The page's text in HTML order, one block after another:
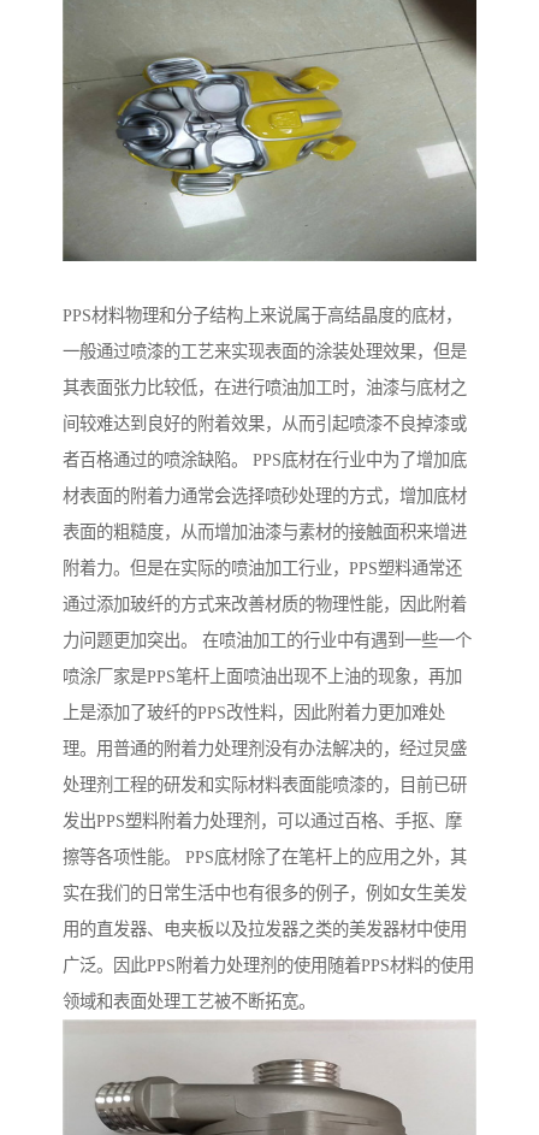
PPS材料物理和分子结构上来说属于高结晶度的底材，
一般通过喷漆的工艺来实现表面的涂装处理效果，但是
其表面张力比较低，在进行喷油加工时，油漆与底材之
间较难达到良好的附着效果，从而引起喷漆不良掉漆或
者百格通过的喷涂缺陷。 PPS底材在行业中为了增加底
材表面的附着力通常会选择喷砂处理的方式，增加底材
表面的粗糙度，从而增加油漆与素材的接触面积来增进
附着力。但是在实际的喷油加工行业，PPS塑料通常还
通过添加玻纤的方式来改善材质的物理性能，因此附着
力问题更加突出。 在喷油加工的行业中有遇到一些一个
喷涂厂家是PPS笔杆上面喷油出现不上油的现象，再加
上是添加了玻纤的PPS改性料，因此附着力更加难处
理。用普通的附着力处理剂没有办法解决的，经过炅盛
处理剂工程的研发和实际材料表面能喷漆的，目前已研
发出PPS塑料附着力处理剂，可以通过百格、手抠、摩
擦等各项性能。 PPS底材除了在笔杆上的应用之外，其
实在我们的日常生活中也有很多的例子，例如女生美发
用的直发器、电夹板以及拉发器之类的美发器材中使用
广泛。因此PPS附着力处理剂的使用随着PPS材料的使用
领域和表面处理工艺被不断拓宽。